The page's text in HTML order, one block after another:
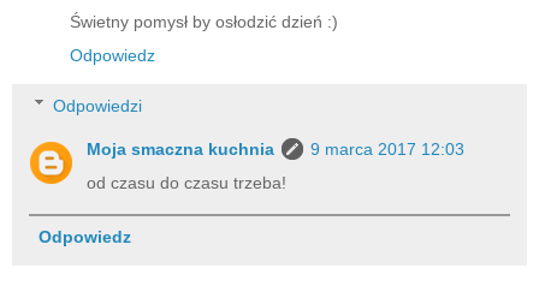
Świetny pomysł by osłodzić dzień :)
Odpowiedz
Odpowiedzi
Moja smaczna kuchnia
9 marca 2017 12:03
od czasu do czasu trzeba!
Odpowiedz